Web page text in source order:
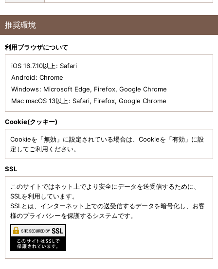
推奨環境
利用ブラウザについて
iOS 16.7.10以上: Safari
Android: Chrome
Windows: Microsoft Edge, Firefox, Google Chrome
Mac macOS 13以上: Safari, Firefox, Google Chrome
Cookie(クッキー)
Cookieを「無効」に設定されている場合は、Cookieを「有効」に設
定してご利用ください。
SSL
このサイトではネット上でより安全にデータを送受信するために、
SSLを利用しています。
SSLとは、インターネット上での送受信するデータを暗号化し、お客
様のプライバシーを保護するシステムです。